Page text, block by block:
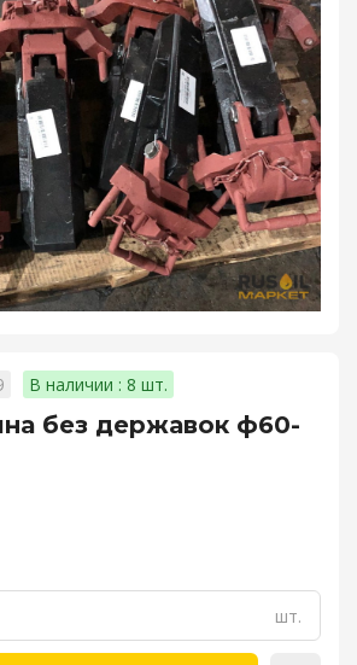
В наличии : 8 шт.
без державок ф60-
шт.